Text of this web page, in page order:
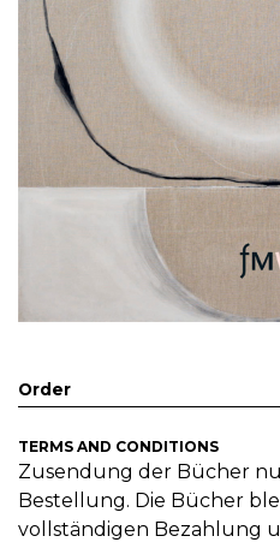
Order
TERMS AND CONDITIONS
Zusendung der Bücher
Bestellung. Die Bücher
vollständigen Bezahlung